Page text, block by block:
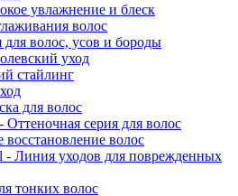
увлажнение и блеск
волос
волос, усов и бороды
уход
стайлинг
для волос
серия для волос
волос
Линия уходов для поврежденных
тонких волос